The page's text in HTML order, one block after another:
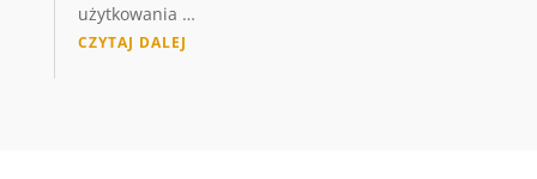
użytkowania …
CZYTAJ DALEJ